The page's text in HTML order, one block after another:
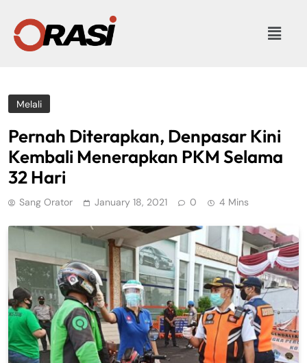
Melali
Pernah Diterapkan, Denpasar Kini
Kembali Menerapkan PKM Selama
32 Hari
Sang Orator January 18, 2021 0 4 Mins